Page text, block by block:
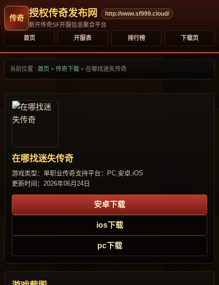
授权传奇发布网
http://www.sf999.cloud/
新开传奇SF开服信息聚合平台
首页
开服表 排行榜 下载页
当前位置 : 首页 > 传奇下载 > 在哪找迷失传奇
在哪找迷失传奇
游戏类型：单职业传奇支持平台：PC,安卓,iOS
更新时间：2026年06月24日
安卓下载
ios下载
pc下载